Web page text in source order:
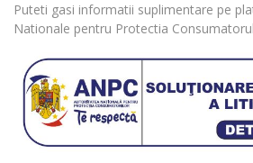
Puteti gasi informatii suplimentare pe
Nationale pentru Protectia